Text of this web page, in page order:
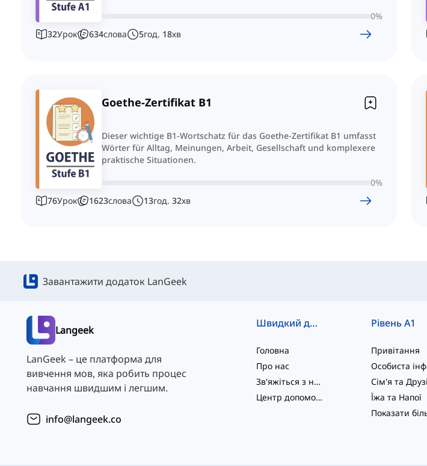
0%
32Урок 634слова 5год. 18хв
Goethe-Zertifikat B1
Dieser wichtige B1-Wortschatz für das Goethe-Zertifikat B1 umfasst
Wörter für Alltag, Meinungen, Arbeit, Gesellschaft und komplexere
praktische Situationen.
0%
76Урок 1623слова 13год. 32хв
Завантажити додаток LanGeek
Langeek
LanGeek – це платформа для
вивчення мов, яка робить процес
навчання швидшим і легшим.
info@langeek.co
Швидкий доступ
Головна
Про нас
Зв'яжіться з нами
Центр допомоги
Рівень A1
Привітання
Сім'я та Друзі
Їжа та Напої